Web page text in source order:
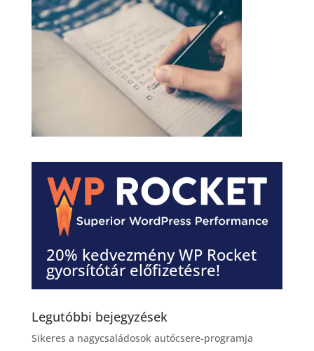
20% kedvezmény WP Rocket
gyorsítótár előfizetésre!
Legutóbbi bejegyzések
Sikeres a nagycsaládosok autócsere-programja